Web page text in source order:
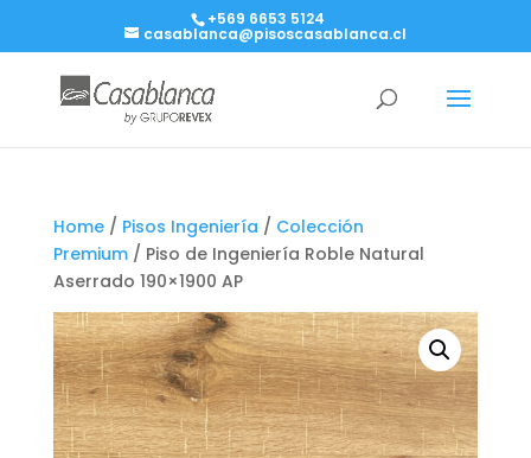
+569 6653 5124
casablanca@pisoscasablanca.cl
Home/ Pisos Ingeniería / Colección
Premium/ Piso de Ingeniería Roble Natural
Aserrado 190×1900 AP